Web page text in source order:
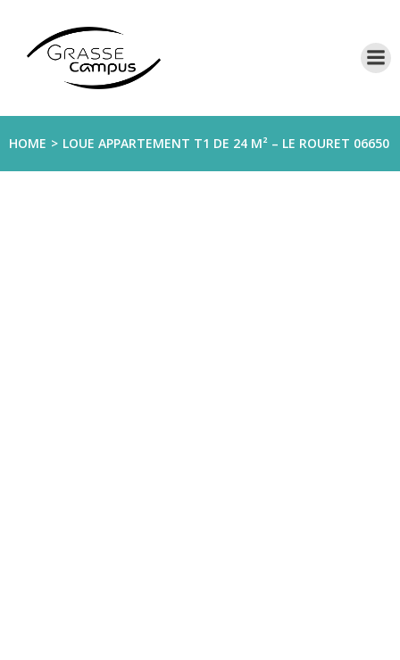
HOME LOUE APPARTEMENT T1 DE 24 M² – LE ROURET 06650